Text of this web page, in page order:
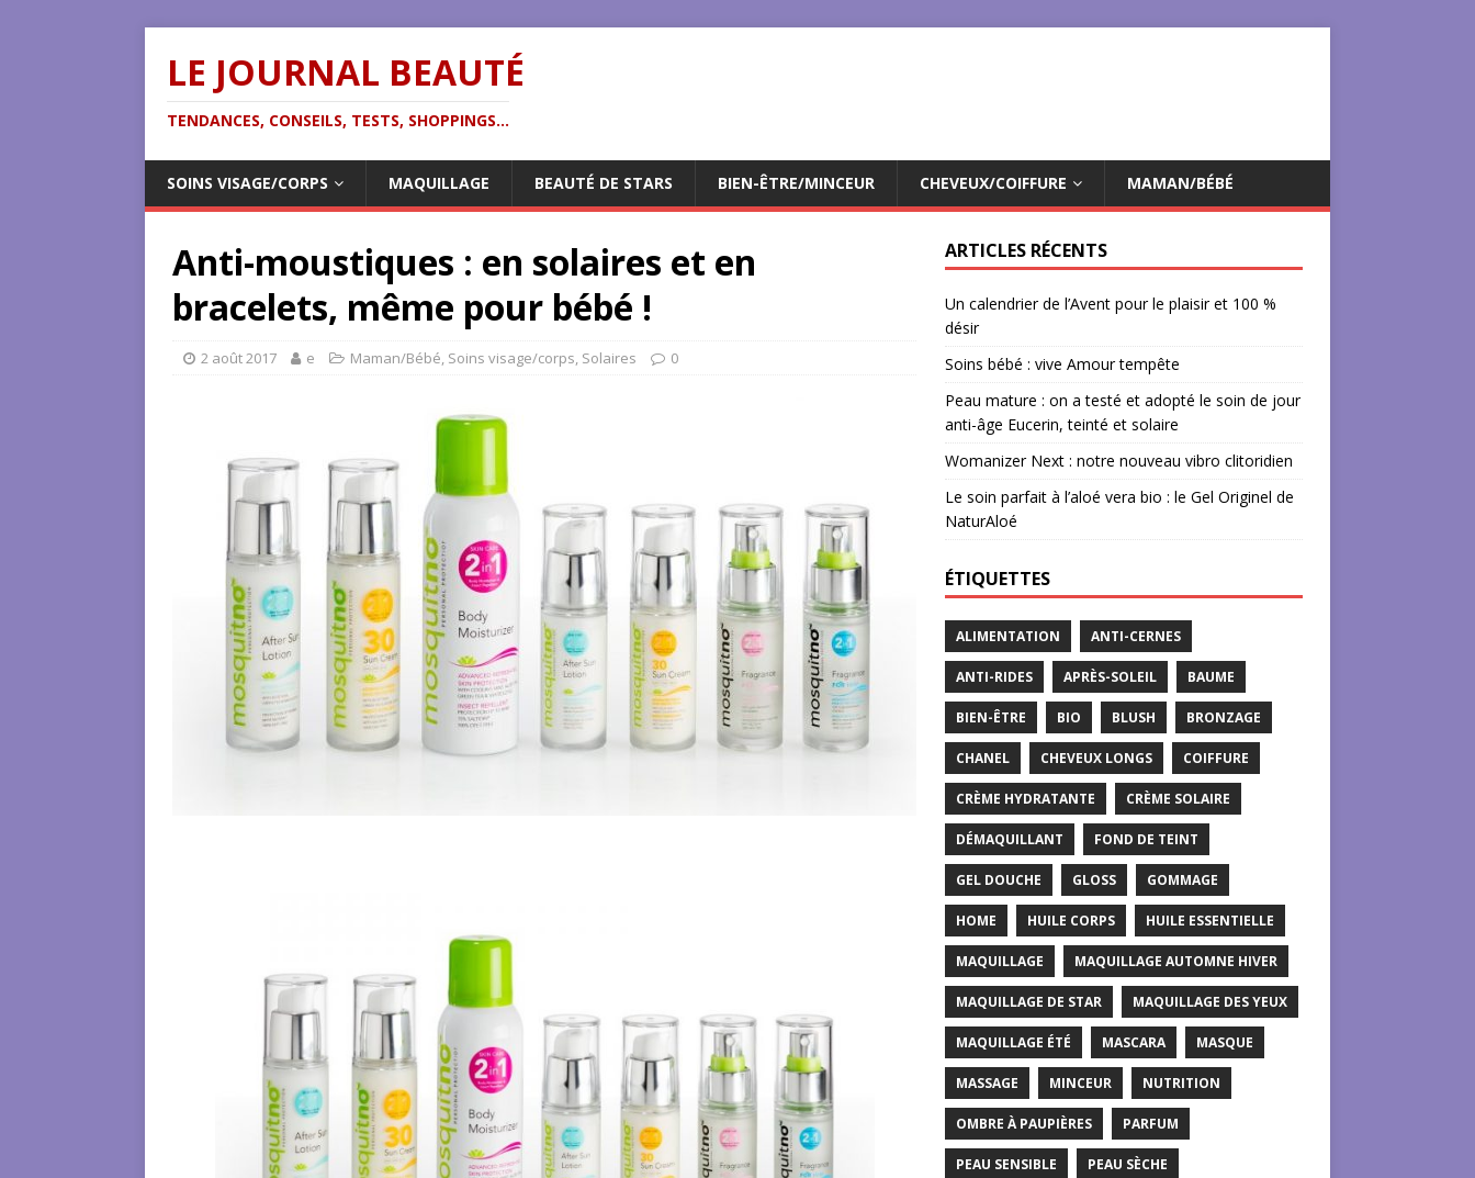
LE JOURNAL BEAUTÉ
TENDANCES, CONSEILS, TESTS, SHOPPINGS...
SOINS VISAGE/CORPS MAQUILLAGE BEAUTÉ DE STARS BIEN-ÊTRE/MINCEUR CHEVEUX/COIFFURE MAMAN/BÉBÉ
Anti-moustiques : en solaires et en
bracelets, même pour bébé !
2 août 2017 e Maman/Bébé, Soins visage/corps, Solaires 0
ARTICLES RÉCENTS
Un calendrier de l’Avent pour le plaisir et 100 %
désir
Soins bébé : vive Amour tempête
Peau mature : on a testé et adopté le soin de jour
anti-âge Eucerin, teinté et solaire
Womanizer Next : notre nouveau vibro clitoridien
Le soin parfait à l’aloé vera bio : le Gel Originel de
NaturAloé
ÉTIQUETTES
ALIMENTATION ANTI-CERNES
ANTI-RIDES APRÈS-SOLEIL BAUME
BIEN-ÊTRE BIO BLUSH BRONZAGE
CHANEL CHEVEUX LONGS COIFFURE
CRÈME HYDRATANTE CRÈME SOLAIRE
DÉMAQUILLANT FOND DE TEINT
GEL DOUCHE GLOSS GOMMAGE
HOME HUILE CORPS HUILE ESSENTIELLE
MAQUILLAGE MAQUILLAGE AUTOMNE HIVER
MAQUILLAGE DE STAR MAQUILLAGE DES YEUX
MAQUILLAGE ÉTÉ MASCARA MASQUE
MASSAGE MINCEUR NUTRITION
OMBRE À PAUPIÈRES PARFUM
PEAU SENSIBLE PEAU SÈCHE